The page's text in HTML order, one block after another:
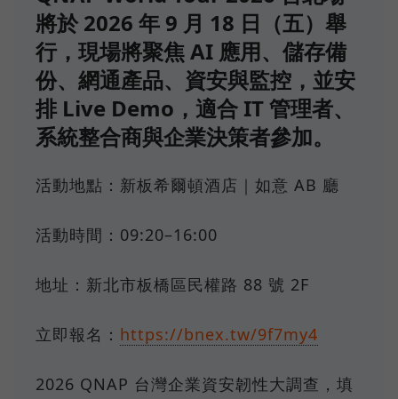
將於 2026 年 9 月 18 日（五）舉
行，現場將聚焦 AI 應用、儲存備
份、網通產品、資安與監控，並安
排 Live Demo，適合 IT 管理者、
系統整合商與企業決策者參加。
活動地點：新板希爾頓酒店｜如意 AB 廳
活動時間：09:20–16:00
地址：新北市板橋區民權路 88 號 2F
立即報名： https://bnex.tw/9f7my4
2026 QNAP 台灣企業資安韌性大調查，填